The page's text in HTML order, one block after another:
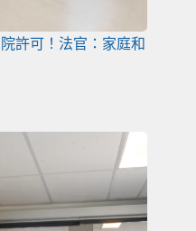
許可！法官：家庭和